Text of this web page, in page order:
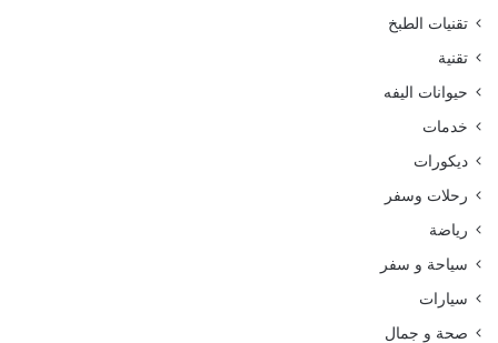
تقنيات الطبخ
تقنية
حيوانات اليفه
خدمات
ديكورات
رحلات وسفر
رياضة
سياحة و سفر
سيارات
صحة و جمال